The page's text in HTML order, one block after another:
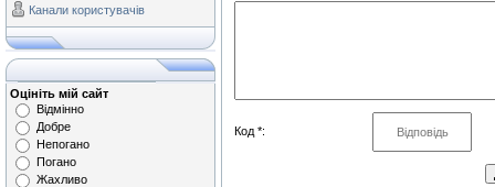
Канали користувачів
Оцініть мій сайт
Відмінно
Добре
Непогано
Погано
Жахливо
Код *: